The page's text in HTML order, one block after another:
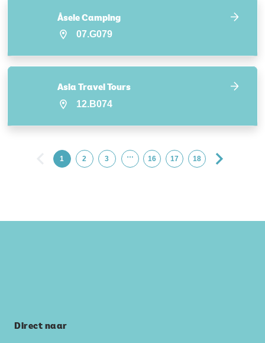
Åsele Camping
07.G079
Asia Travel Tours
12.B074
1 2 3 … 16 17 18
Direct naar